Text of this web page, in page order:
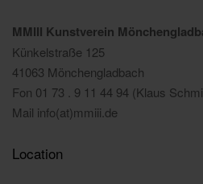
MMIII Kunstverein
Künkelstraße 125
41063 Mönchengladbach
Fon 01 73 . 9 11 44 94 (Klaus
Mail info(at)mmiii.de
Location